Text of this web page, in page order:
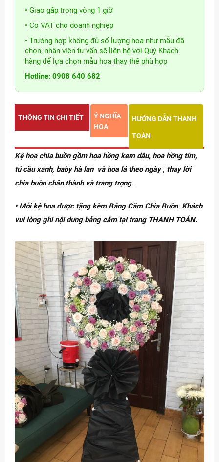
• Giao gấp trong vòng 1 giờ
• Có VAT cho doanh nghiệp
• Trường hợp không đủ số lượng hoa như mẫu đã
chọn, nhân viên tư vấn sẽ liên hệ với Quý Khách
hàng để lựa chọn mẫu hoa thay thế phù hợp
Hotline: 0908 640 682
THÔNG TIN CHI TIẾT
Ý NGHĨA
HOA
HƯỚNG DẪN THANH
TOÁN
Kệ hoa chia buồn gồm hoa hồng kem dâu, hoa hồng tím,
tú cầu xanh, baby hà lan và hoa lá theo ngày , thay lời
chia buồn chân thành và trang trọng.
• Mỗi kệ hoa được tặng kèm Bảng Cắm Chia Buồn. Khách
vui lòng ghi nội dung bảng cắm tại trang THANH TOÁN.